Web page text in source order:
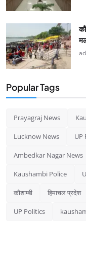
Popular Tags
Prayagraj News
Lucknow News UP
Ambedkar Nagar News
Kaushambi Police
कौशाम्बी हिमाचल प्रदेश
UP Politics